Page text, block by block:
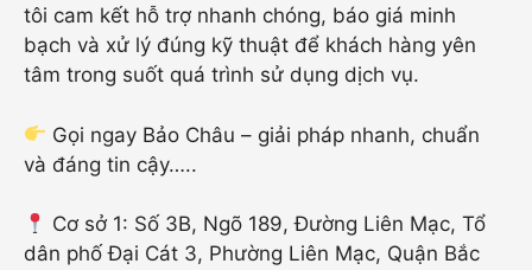
tôi cam kết hỗ trợ nhanh chóng, báo giá minh
bạch và xử lý đúng kỹ thuật để khách hàng yên
tâm trong suốt quá trình sử dụng dịch vụ.
Gọi ngay Bảo Châu – giải pháp nhanh, chuẩn
và đáng tin cậy…..
Cơ sở 1: Số 3B, Ngõ 189, Đường Liên Mạc, Tổ
dân phố Đại Cát 3, Phường Liên Mạc, Quận Bắc